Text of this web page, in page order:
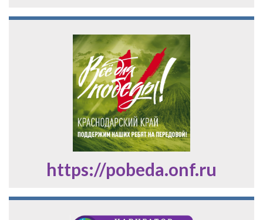
https://pobeda.onf.ru